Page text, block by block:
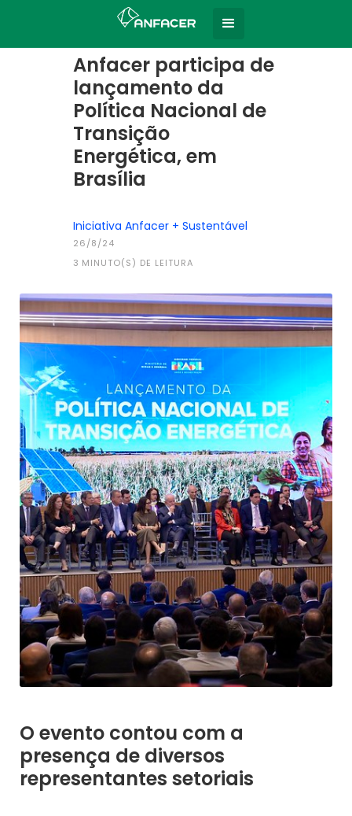
Todas as notícias
Anfacer participa de
lançamento da
Política Nacional de
Transição
Energética, em
Brasília
Iniciativa Anfacer + Sustentável
26/8/24
3 MINUTO(S) DE LEITURA
O evento contou com a
presença de diversos
representantes setoriais